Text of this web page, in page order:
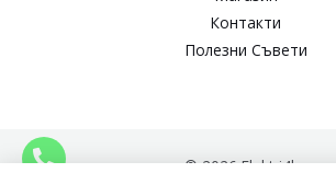
Контакти
Полезни Съвети
© 2026 Elektri4ko